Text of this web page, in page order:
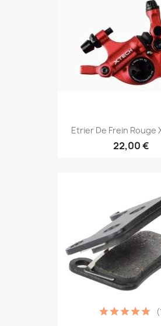
Etrier De Frein Rouge
22,00 €